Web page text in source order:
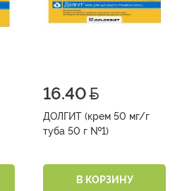
16.40
ДОЛГИТ (крем 50 мг/г
туба 50 г №1)
В КОРЗИНУ